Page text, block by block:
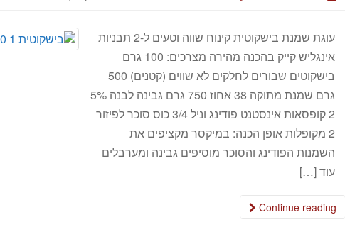
עוגת שמנת בישקוטית קינוח שווה וטעים ל-2 תבניות
אינגליש קייק בהכנה מהירה מצרכים: 100 גרם
בישקוטים שבורים לחלקים לא שווים (קטנים) 500
גרם שמנת מתוקה 38 אחוז 750 גרם גבינה לבנה 5%
2 קופסאות אינסטנט פודינג וניל 3/4 כוס סוכר לפיזור
2 מקופלות אופן הכנה: במיקסר מקציפים את
השמנות הפודינג והסוכר מוסיפים גבינה ומערבלים
עוד […]
Continue reading